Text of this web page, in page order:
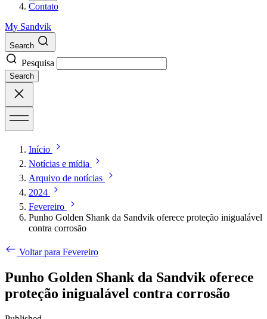
Contato
My Sandvik
Search
Pesquisa
Search
Início
Notícias e mídia
Arquivo de notícias
2024
Fevereiro
Punho Golden Shank da Sandvik oferece proteção inigualável
contra corrosão
Voltar para Fevereiro
Punho Golden Shank da Sandvik oferece
proteção inigualável contra corrosão